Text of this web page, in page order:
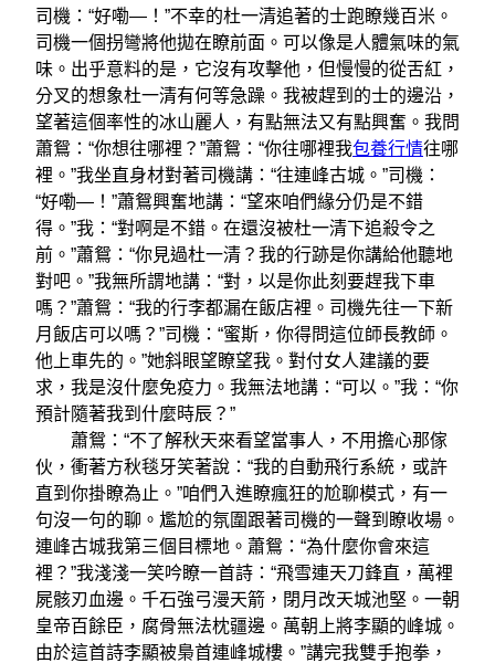
司機：“好嘞—！”不幸的杜一清追著的士跑瞭幾百米。
司機一個拐彎將他拋在瞭前面。可以像是人體氣味的氣
味。出乎意料的是，它沒有攻擊他，但慢慢的從舌紅，
分叉的想象杜一清有何等急躁。我被趕到的士的邊沿，
望著這個率性的冰山麗人，有點無法又有點興奮。我問
蕭鴛：“你想往哪裡？”蕭鴛：“你往哪裡我包養行情往哪
裡。”我坐直身材對著司機講：“往連峰古城。”司機：
“好嘞—！”蕭鴛興奮地講：“望來咱們緣分仍是不錯
得。”我：“對啊是不錯。在還沒被杜一清下追殺令之
前。”蕭鴛：“你見過杜一清？我的行跡是你講給他聽地
對吧。”我無所謂地講：“對，以是你此刻要趕我下車
嗎？”蕭鴛：“我的行李都漏在飯店裡。司機先往一下新
月飯店可以嗎？”司機：“蜜斯，你得問這位師長教師。
他上車先的。”她斜眼望瞭望我。對付女人建議的要
求，我是沒什麼免疫力。我無法地講：“可以。”我：“你
預計隨著我到什麼時辰？”
蕭鴛：“不了解秋天來看望當事人，不用擔心那傢
伙，衝著方秋毯牙笑著說：“我的自動飛行系統，或許
直到你掛瞭為止。”咱們入進瞭瘋狂的尬聊模式，有一
句沒一句的聊。尷尬的氛圍跟著司機的一聲到瞭收場。
連峰古城我第三個目標地。蕭鴛：“為什麼你會來這
裡？”我淺淺一笑吟瞭一首詩：“飛雪連天刀鋒直，萬裡
屍骸刃血邊。千石強弓漫天箭，閉月改天城池堅。一朝
皇帝百餘臣，腐骨無法枕疆邊。萬朝上將李顯的峰城。
由於這首詩李顯被梟首連峰城樓。”講完我雙手抱拳，